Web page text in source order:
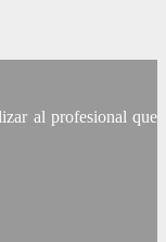
al profesional que